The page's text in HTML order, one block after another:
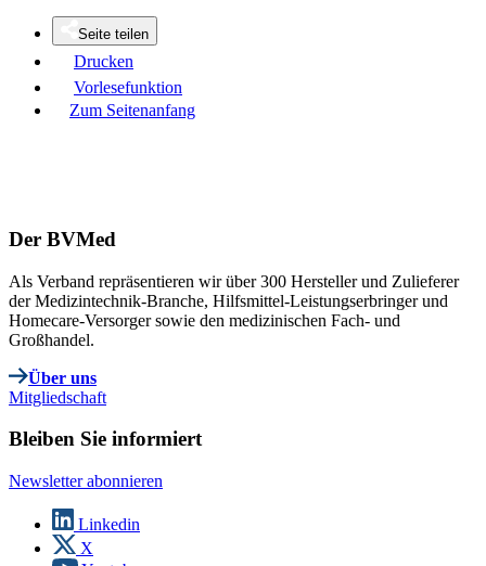
Seite teilen
Drucken
Vorlesefunktion
Zum Seitenanfang
Der BVMed
Als Verband repräsentieren wir über 300 Hersteller und Zulieferer
der Medizintechnik-Branche, Hilfsmittel-Leistungserbringer und
Homecare-Versorger sowie den medizinischen Fach- und
Großhandel.
Über uns
Mitgliedschaft
Bleiben Sie informiert
Newsletter abonnieren
Linkedin
X